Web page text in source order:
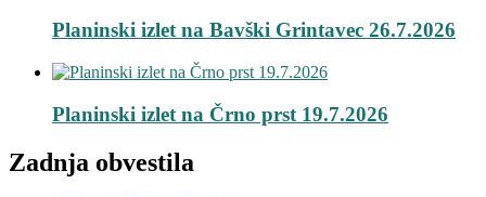
Planinski izlet na Bavški Grintavec 26.7.2026
Planinski izlet na Črno prst 19.7.2026
Zadnja obvestila